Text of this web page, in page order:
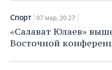
Спорт 07 мар, 20:27
«Салават Юлаев»
Восточной